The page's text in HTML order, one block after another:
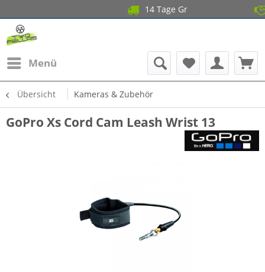
14 Tage Gratis
Menü
Übersicht Kameras & Zubehör
GoPro Xs Cord Cam Leash Wrist 13